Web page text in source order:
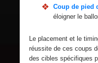
Coup de pied
éloigner le
Le placement et le
réussite de ces coups
des cibles spécifiques